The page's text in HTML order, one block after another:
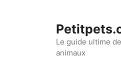
Le guide ultime
animaux